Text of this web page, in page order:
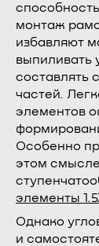
монтаж
избавляют
выпиливать
составлять
частей.
элементов
Особенно
этом
элементы
Однако
и